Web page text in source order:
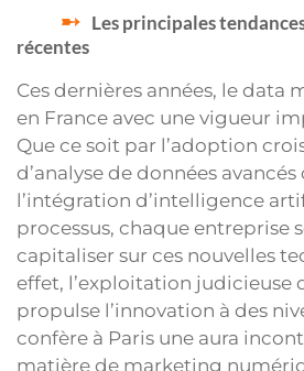
Les principales
récentes
Ces dernières années, le data
en France avec une vigueur
Que ce soit par l’adoption
d’analyse de données avancés
l’intégration d’intelligence
processus, chaque entreprise
capitaliser sur ces nouvelles
effet, l’exploitation judicieuse
propulse l’innovation à des
confère à Paris une aura
matière de marketing